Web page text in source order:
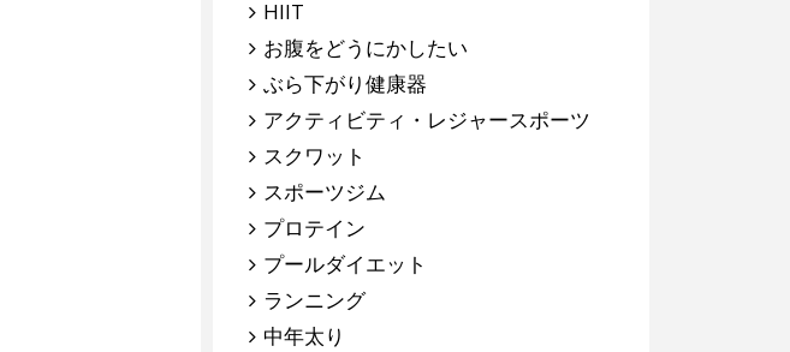
HIIT
お腹をどうにかしたい
ぶら下がり健康器
アクティビティ・レジャースポーツ
スクワット
スポーツジム
プロテイン
プールダイエット
ランニング
中年太り